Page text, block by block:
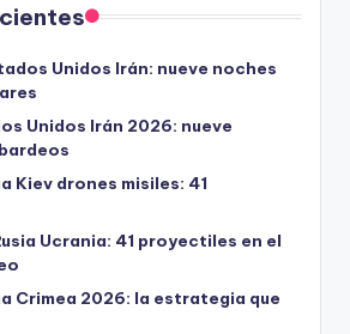
Unidos Irán: nueve noches
Unidos Irán 2026: nueve
Kiev drones misiles: 41
Ucrania: 41 proyectiles en el
Crimea 2026: la estrategia que